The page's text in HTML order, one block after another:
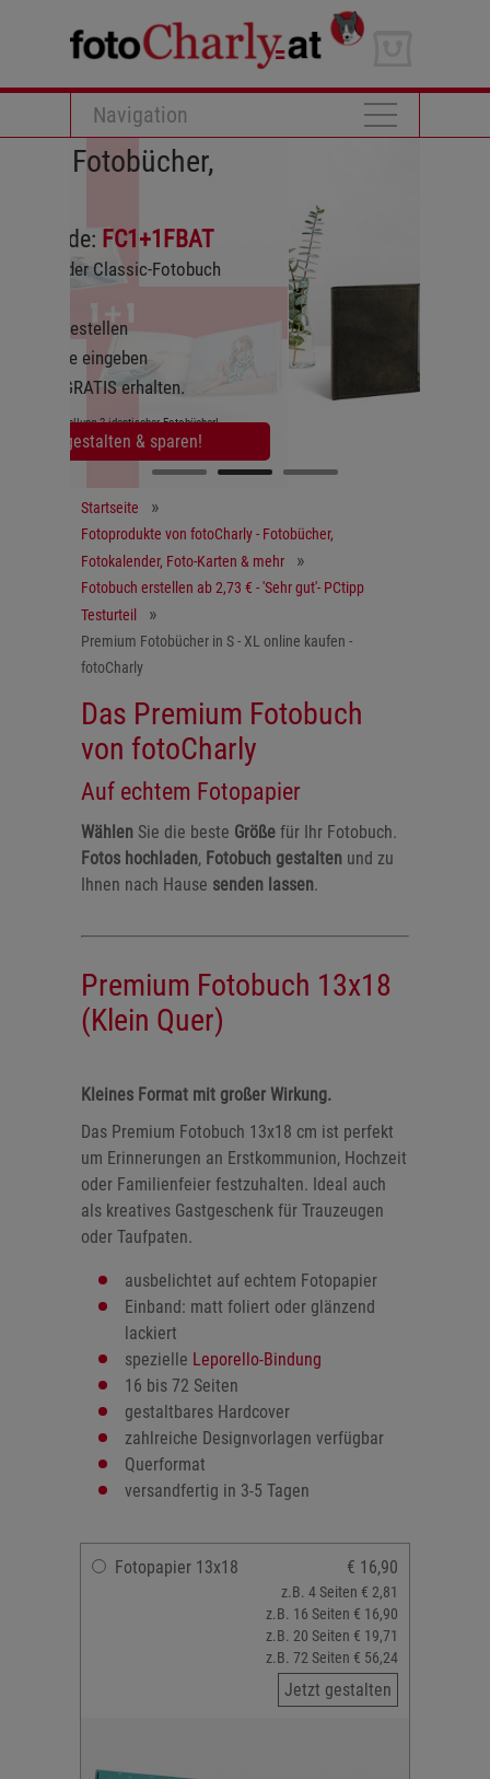
Navigation
Fotobuch
Fotobücher!
Startseite
Fotoprodukte von fotoCharly - Fotobücher,
Fotokalender, Foto-Karten & mehr
Fotobuch erstellen ab 2,73 € - 'Sehr gut'- PCtipp
Testurteil
Premium Fotobücher in S - XL online kaufen -
fotoCharly
Das Premium Fotobuch
von fotoCharly
Auf echtem Fotopapier
Wählen Sie die beste Größe für Ihr Fotobuch.
Fotos hochladen, Fotobuch gestalten und zu
Ihnen nach Hause senden lassen.
Premium Fotobuch 13x18
(Klein Quer)
Kleines Format mit großer Wirkung.
Das Premium Fotobuch 13x18 cm ist perfekt
um Erinnerungen an Erstkommunion, Hochzeit
oder Familienfeier festzuhalten. Ideal auch
als kreatives Gastgeschenk für Trauzeugen
oder Taufpaten.
ausbelichtet auf echtem Fotopapier
Einband: matt foliert oder glänzend
lackiert
spezielle Leporello-Bindung
16 bis 72 Seiten
gestaltbares Hardcover
zahlreiche Designvorlagen verfügbar
Querformat
versandfertig in 3-5 Tagen
Fotopapier 13x18 € 16,90
z.B. 4 Seiten € 2,81
z.B. 16 Seiten € 16,90
z.B. 20 Seiten € 19,71
z.B. 72 Seiten € 56,24
Jetzt gestalten